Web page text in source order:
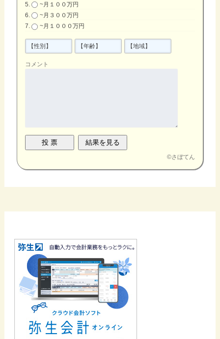
~月１００万円
~月３００万円
~月１０００万円
コメント
©さぼてん